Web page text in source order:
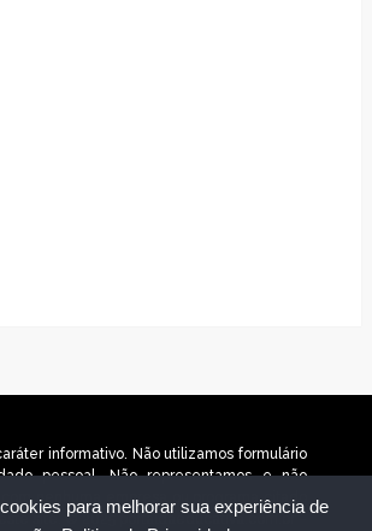
para melhorar sua experiência de
informativo. Não utilizamos formulário
pessoal. Não representamos e não
nenhuma empresa ou programa citado
site. © 2025 portaldaeducativa.com.br –